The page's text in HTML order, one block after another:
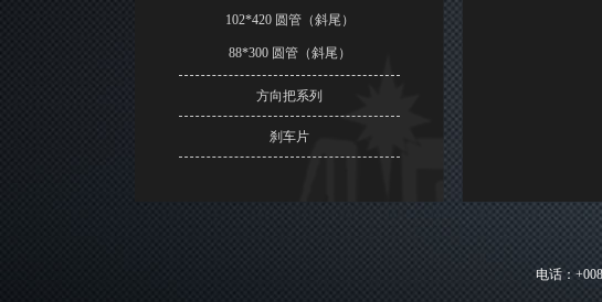
102*420 圆管（斜尾）
88*300 圆管（斜尾）
方向把系列
刹车片
电话：